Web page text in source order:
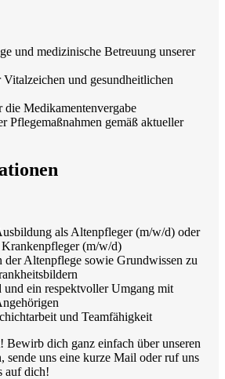
und medizinische Betreuung unserer
und gesundheitlichen
Medikamentenvergabe
Pflegemaßnahmen gemäß aktueller
als Altenpfleger (m/w/d) oder
(m/w/d)
der Altenpflege sowie Grundwissen zu
und ein respektvoller Umgang mit
und Teamfähigkeit
Bewirb dich ganz einfach über unseren
sende uns eine kurze Mail oder ruf uns
auf dich!